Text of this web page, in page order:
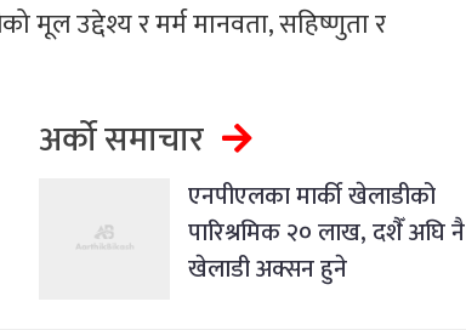
मूल उद्देश्य र मर्म मानवता, सहिष्णुता र
अर्को समाचार
एनपीएलका मार्की खेलाडीको
पारिश्रमिक २० लाख, दशैँ अघि नै
खेलाडी अक्सन हुने